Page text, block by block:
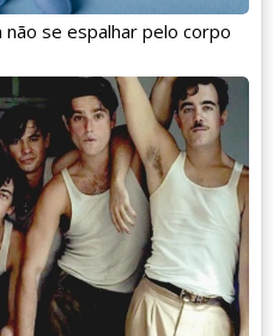
se espalhar pelo corpo